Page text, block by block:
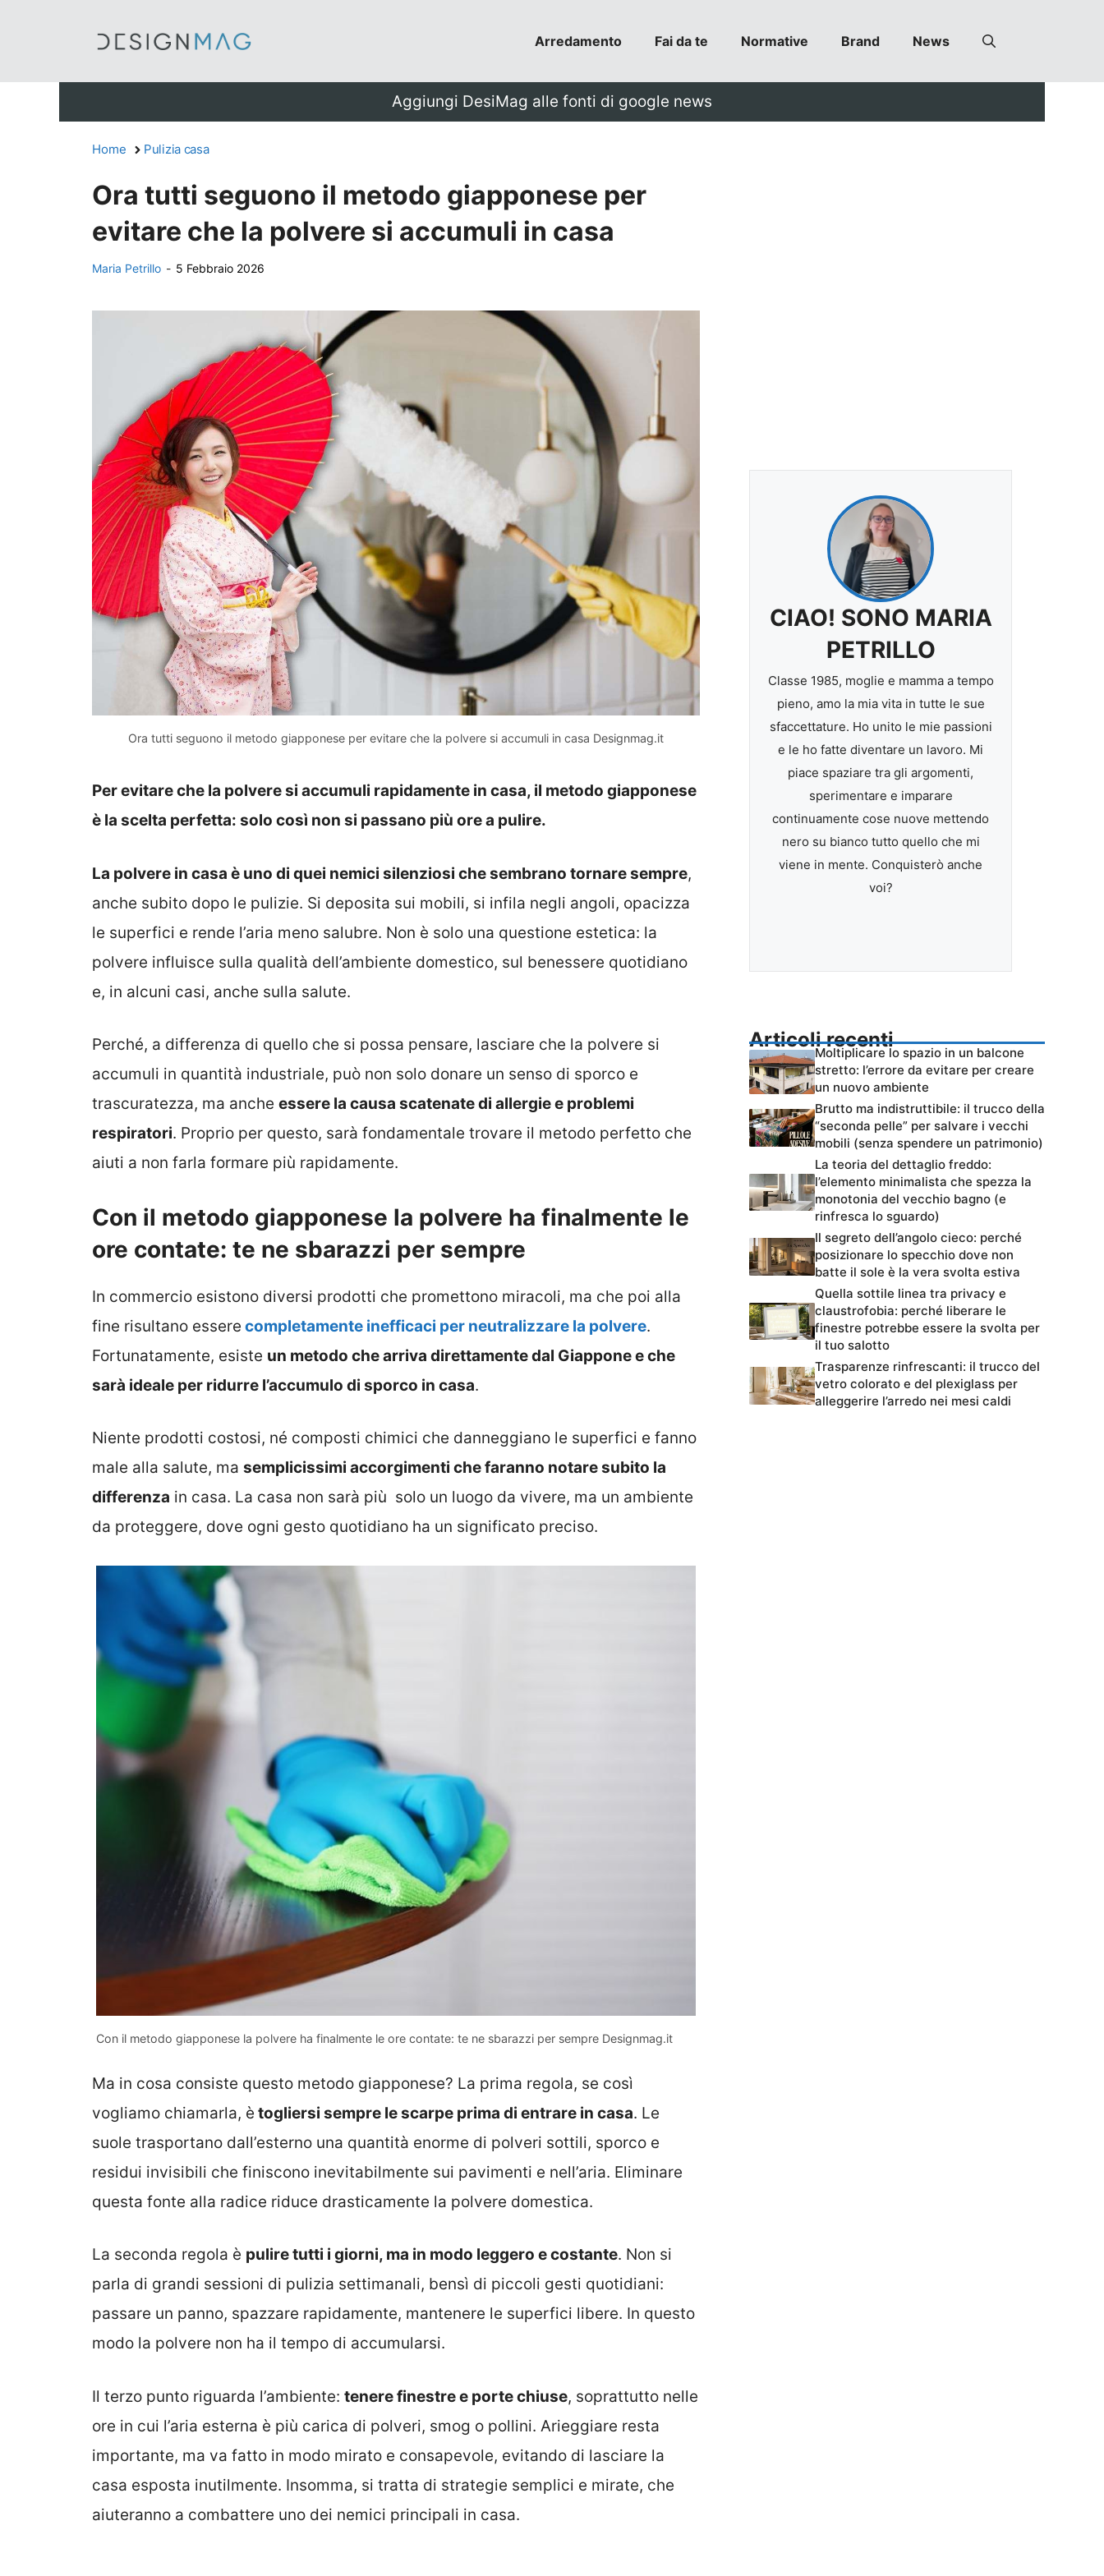
Arredamento Fai da te Normative Brand News
Aggiungi DesiMag alle fonti di google news
Home Pulizia casa
Ora tutti seguono il metodo giapponese per
evitare che la polvere si accumuli in casa
Maria Petrillo - 5 Febbraio 2026
Ora tutti seguono il metodo giapponese per evitare che la polvere si accumuli in casa Designmag.it
Per evitare che la polvere si accumuli rapidamente in casa, il metodo giapponese
è la scelta perfetta: solo così non si passano più ore a pulire.
La polvere in casa è uno di quei nemici silenziosi che sembrano tornare sempre,
anche subito dopo le pulizie. Si deposita sui mobili, si infila negli angoli, opacizza
le superfici e rende l’aria meno salubre. Non è solo una questione estetica: la
polvere influisce sulla qualità dell’ambiente domestico, sul benessere quotidiano
e, in alcuni casi, anche sulla salute.
Perché, a differenza di quello che si possa pensare, lasciare che la polvere si
accumuli in quantità industriale, può non solo donare un senso di sporco e
trascuratezza, ma anche essere la causa scatenate di allergie e problemi
respiratori. Proprio per questo, sarà fondamentale trovare il metodo perfetto che
aiuti a non farla formare più rapidamente.
Con il metodo giapponese la polvere ha finalmente le
ore contate: te ne sbarazzi per sempre
In commercio esistono diversi prodotti che promettono miracoli, ma che poi alla
fine risultano essere completamente inefficaci per neutralizzare la polvere.
Fortunatamente, esiste un metodo che arriva direttamente dal Giappone e che
sarà ideale per ridurre l’accumulo di sporco in casa.
Niente prodotti costosi, né composti chimici che danneggiano le superfici e fanno
male alla salute, ma semplicissimi accorgimenti che faranno notare subito la
differenza in casa. La casa non sarà più solo un luogo da vivere, ma un ambiente
da proteggere, dove ogni gesto quotidiano ha un significato preciso.
Con il metodo giapponese la polvere ha finalmente le ore contate: te ne sbarazzi per sempre Designmag.it
Ma in cosa consiste questo metodo giapponese? La prima regola, se così
vogliamo chiamarla, è togliersi sempre le scarpe prima di entrare in casa. Le
suole trasportano dall’esterno una quantità enorme di polveri sottili, sporco e
residui invisibili che finiscono inevitabilmente sui pavimenti e nell’aria. Eliminare
questa fonte alla radice riduce drasticamente la polvere domestica.
La seconda regola è pulire tutti i giorni, ma in modo leggero e costante. Non si
parla di grandi sessioni di pulizia settimanali, bensì di piccoli gesti quotidiani:
passare un panno, spazzare rapidamente, mantenere le superfici libere. In questo
modo la polvere non ha il tempo di accumularsi.
Il terzo punto riguarda l’ambiente: tenere finestre e porte chiuse, soprattutto nelle
ore in cui l’aria esterna è più carica di polveri, smog o pollini. Arieggiare resta
importante, ma va fatto in modo mirato e consapevole, evitando di lasciare la
casa esposta inutilmente. Insomma, si tratta di strategie semplici e mirate, che
aiuteranno a combattere uno dei nemici principali in casa.
CIAO! SONO MARIA
PETRILLO
Classe 1985, moglie e mamma a tempo
pieno, amo la mia vita in tutte le sue
sfaccettature. Ho unito le mie passioni
e le ho fatte diventare un lavoro. Mi
piace spaziare tra gli argomenti,
sperimentare e imparare
continuamente cose nuove mettendo
nero su bianco tutto quello che mi
viene in mente. Conquisterò anche
voi?
Articoli recenti
Moltiplicare lo spazio in un balcone
stretto: l’errore da evitare per creare
un nuovo ambiente
Brutto ma indistruttibile: il trucco della
“seconda pelle” per salvare i vecchi
mobili (senza spendere un patrimonio)
La teoria del dettaglio freddo:
l’elemento minimalista che spezza la
monotonia del vecchio bagno (e
rinfresca lo sguardo)
Il segreto dell’angolo cieco: perché
posizionare lo specchio dove non
batte il sole è la vera svolta estiva
Quella sottile linea tra privacy e
claustrofobia: perché liberare le
finestre potrebbe essere la svolta per
il tuo salotto
Trasparenze rinfrescanti: il trucco del
vetro colorato e del plexiglass per
alleggerire l’arredo nei mesi caldi